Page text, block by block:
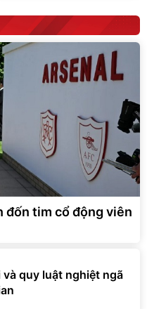
đốn tim cổ động viên
và quy luật nghiệt ngã